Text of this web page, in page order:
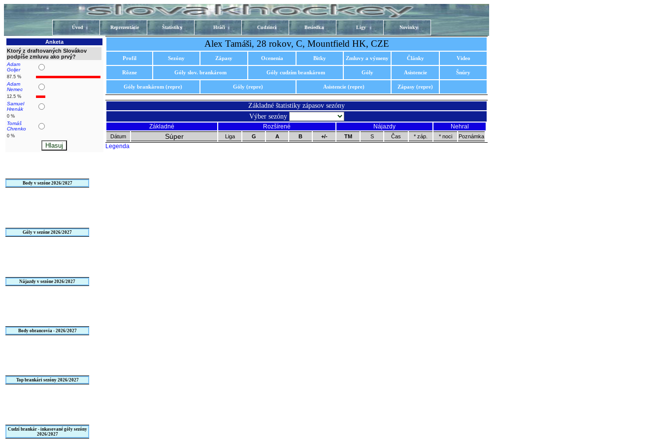
Úvod Reprezentácie Štatistiky Hráči Cudzinci Besiedka Ligy Novinky
Anketa
Ktorý z draftovaných Slovákov
podpíše zmluvu ako prvý?
Adam
Goljer
87.5 %
Adam
Nemec
12.5 %
Samuel
Hrenák
0 %
Tomáš
Chrenko
0 %
Body v sezóne 2026/2027
Góly v sezóne 2026/2027
Nájazdy v sezóne 2026/2027
Body obrancovia - 2026/2027
Top brankári sezóny 2026/2027
Cudzí brankár - inkasované góly sezóny
2026/2027
Alex Tamáši, 28 rokov, C, Mountfield HK, CZE
Profil Sezóny Zápasy Ocenenia Bitky Zmluvy a výmeny Články Video
Rôzne Góly slov. brankárom Góly cudzím brankárom Góly Asistencie Šnúry
Góly brankárom (repre) Góly (repre) Asistencie (repre) Zápasy (repre)
Základné štatistiky zápasov sezóny
Výber sezóny
Základné Rozšírené Nájazdy Nehral
Dátum Súper Liga G A B +/- TM S Čas * záp. * noci Poznámka
Legenda